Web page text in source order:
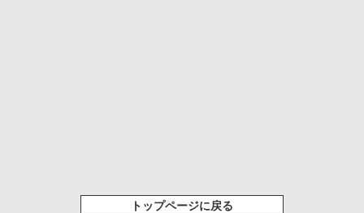
トップページに戻る